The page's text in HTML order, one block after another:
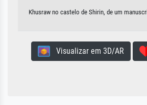
Khusraw no castelo de Shirin, de um
Visualizar em 3D/AR